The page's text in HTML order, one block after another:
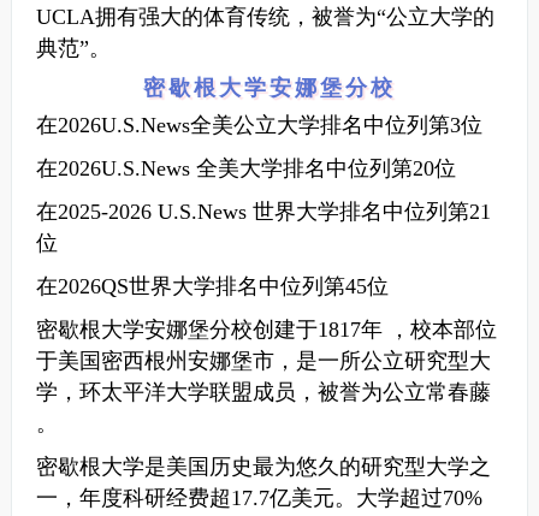
UCLA拥有强大的体育传统，被誉为“公立大学的
典范”。
密歇根大学安娜堡分校
在2026U.S.News全美公立大学排名中位列第3位
在2026U.S.News 全美大学排名中位列第20位
在2025-2026 U.S.News 世界大学排名中位列第21
位
在2026QS世界大学排名中位列第45位
密歇根大学安娜堡分校创建于1817年 ，校本部位
于美国密西根州安娜堡市，是一所公立研究型大
学，环太平洋大学联盟成员，被誉为公立常春藤
。
密歇根大学是美国历史最为悠久的研究型大学之
一，年度科研经费超17.7亿美元。大学超过70%